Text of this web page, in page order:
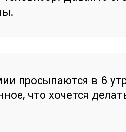
просыпаются в 6
что хочется